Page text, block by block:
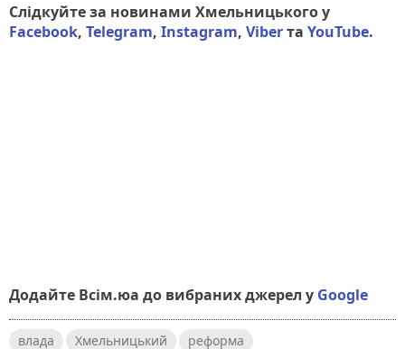
Слідкуйте за новинами Хмельницького у
Facebook, Telegram, Instagram, Viberта YouTube.
Додайте Всім.юа до вибраних джерел у Google
влада Хмельницький реформа